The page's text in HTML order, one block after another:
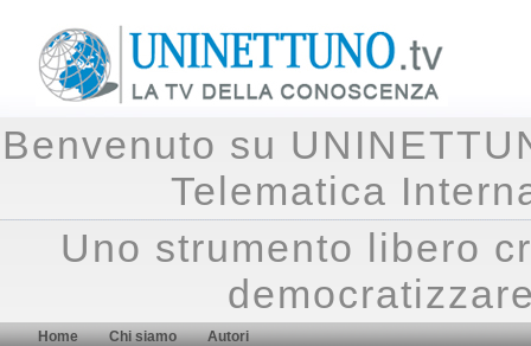
Benvenuto su
Telematica
Uno strumento libero
Home Chi siamo Autori